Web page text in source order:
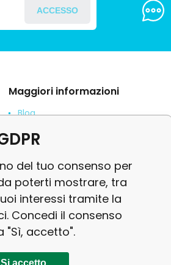
ACCESSO
Maggiori informazioni
Blog
Denuncia
revisione
del tuo consenso per
poterti mostrare, tra
interessi tramite la
Concedi il consenso
"Sì, accetto".
Si accetto